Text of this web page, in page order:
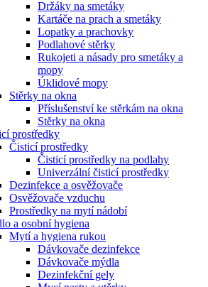
Držáky na smetáky
Kartáče na prach a smetáky
Lopatky a prachovky
Podlahové stěrky
Rukojeti a násady pro smetáky a
mopy
Úklidové mopy
Stěrky na okna
Příslušenství ke stěrkám na okna
Stěrky na okna
prostředky
Čisticí prostředky
Čisticí prostředky na podlahy
Univerzální čisticí prostředky
Dezinfekce a osvěžovače
Osvěžovače vzduchu
Prostředky na mytí nádobí
a osobní hygiena
Mytí a hygiena rukou
Dávkovače dezinfekce
Dávkovače mýdla
Dezinfekční gely